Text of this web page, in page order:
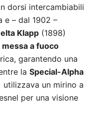
dorsi intercambiabili
e – dal 1902 –
Klapp (1898)
messa a fuoco
garantendo una
la Special-Alpha
utilizzava un mirino a
per una visione